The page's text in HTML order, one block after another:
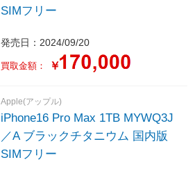
SIMフリー
発売日：2024/09/20
買取金額： ￥
Apple(アップル)
iPhone16 Pro Max 1TB MYWQ3J
／A ブラックチタニウム 国内版
SIMフリー